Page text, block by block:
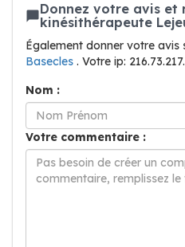
Donnez votre avis et
kinésithérapeute
Également donner votre avis
Basecles . Votre ip:
Nom :
Votre commentaire :